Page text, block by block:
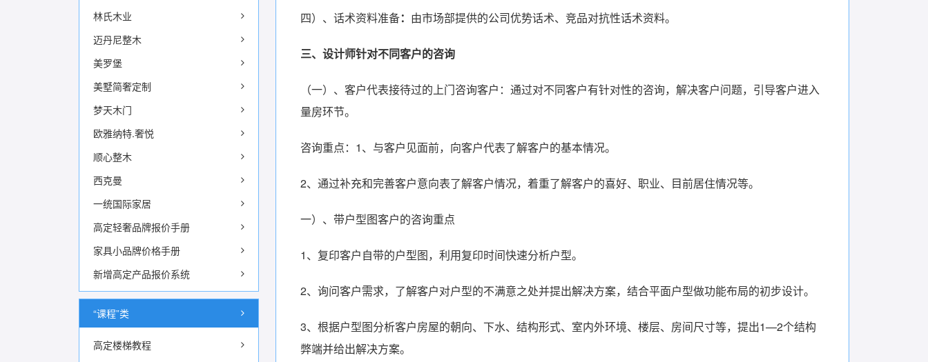
林氏木业
迈丹尼整木
美罗堡
美墅简奢定制
梦天木门
欧雅纳特.奢悦
顺心整木
西克曼
一统国际家居
高定轻奢品牌报价手册
家具小品牌价格手册
新增高定产品报价系统
“课程”类
高定楼梯教程
四）、话术资料准备： 由市场部提供的公司优势话术、竞品对抗性话术资料。
三、设计师针对不同客户的咨询
（一）、客户代表接待过的上门咨询客户：通过对不同客户有针对性的咨询，解决客户问题，引导客户进入
量房环节。
咨询重点：1、与客户见面前，向客户代表了解客户的基本情况。
2、通过补充和完善客户意向表了解客户情况，着重了解客户的喜好、职业、目前居住情况等。
一）、带户型图客户的咨询重点
1、复印客户自带的户型图，利用复印时间快速分析户型。
2、询问客户需求，了解客户对户型的不满意之处并提出解决方案，结合平面户型做功能布局的初步设计。
3、根据户型图分析客户房屋的朝向、下水、结构形式、室内外环境、楼层、房间尺寸等，提出1—2个结构
弊端并给出解决方案。